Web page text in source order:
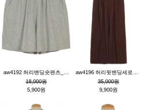
18,000원
5,900원
35,000원
9,900원